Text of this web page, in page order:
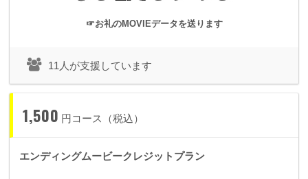
spoon+はどこの事務所にも属さず、毎回ライブをやるとき
ステージにまつわることの全てを私自身がやってきました。
今回もワンマンショーをするにあたり、自分で出来ることは自
それでも一人で全てをやりきることは不可能です。
☞お礼のMOVIEデータを送ります
11人が支援しています
1,500 円コース（税込）
エンディングムービークレジットプラン